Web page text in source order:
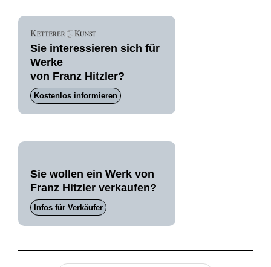
Sie interessieren sich für
Werke
von Franz Hitzler?
Kostenlos informieren
Sie wollen ein Werk von
Franz Hitzler verkaufen?
Infos für Verkäufer